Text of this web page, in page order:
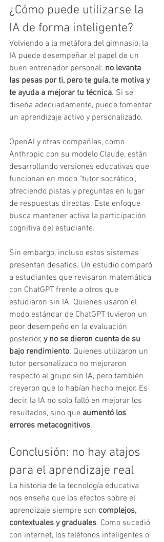
¿Cómo puede utilizarse la
IA de forma inteligente?
Volviendo a la metáfora del gimnasio, la
IA puede desempeñar el papel de un
buen entrenador personal: no levanta
las pesas por ti, pero te guía, te motiva y
te ayuda a mejorar tu técnica. Si se
diseña adecuadamente, puede fomentar
un aprendizaje activo y personalizado.
OpenAI y otras compañías, como
Anthropic con su modelo Claude, están
desarrollando versiones educativas que
funcionan en modo "tutor socrático",
ofreciendo pistas y preguntas en lugar
de respuestas directas. Este enfoque
busca mantener activa la participación
cognitiva del estudiante.
Sin embargo, incluso estos sistemas
presentan desafíos. Un estudio comparó
a estudiantes que revisaron matemática
con ChatGPT frente a otros que
estudiaron sin IA. Quienes usaron el
modo estándar de ChatGPT tuvieron un
peor desempeño en la evaluación
posterior, y no se dieron cuenta de su
bajo rendimiento. Quienes utilizaron un
tutor personalizado no mejoraron
respecto al grupo sin IA, pero también
creyeron que lo habían hecho mejor. Es
decir, la IA no solo falló en mejorar los
resultados, sino que aumentó los
errores metacognitivos.
Conclusión: no hay atajos
para el aprendizaje real
La historia de la tecnología educativa
nos enseña que los efectos sobre el
aprendizaje siempre son complejos,
contextuales y graduales. Como sucedió
con internet, los teléfonos inteligentes o